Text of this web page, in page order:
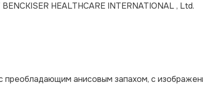
HEALTHCARE INTERNATIONAL , Ltd.
преобладающим анисовым запахом, с